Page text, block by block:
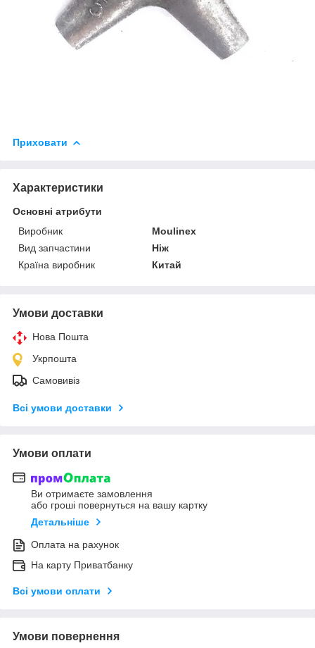
Приховати
Характеристики
Основні атрибути
Виробник
Moulinex
Вид запчастини
Ніж
Країна виробник
Китай
Умови доставки
Нова Пошта
Укрпошта
Самовивіз
Всі умови доставки
Умови оплати
Ви отримаєте замовлення
або гроші повернуться на вашу картку
Детальніше
Оплата на рахунок
На карту Приватбанку
Всі умови оплати
Умови повернення